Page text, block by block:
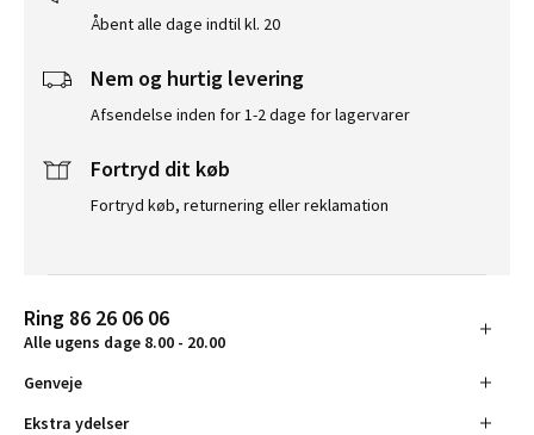
Åbent alle dage indtil kl. 20
Nem og hurtig levering
Afsendelse inden for 1-2 dage for lagervarer
Fortryd dit køb
Fortryd køb, returnering eller reklamation
Ring 86 26 06 06
Alle ugens dage 8.00 - 20.00
Genveje
Ekstra ydelser